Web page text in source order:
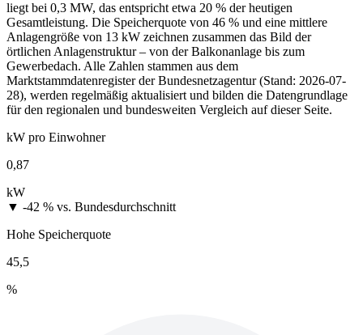
liegt bei 0,3 MW, das entspricht etwa 20 % der heutigen
Gesamtleistung. Die Speicherquote von 46 % und eine mittlere
Anlagengröße von 13 kW zeichnen zusammen das Bild der
örtlichen Anlagenstruktur – von der Balkonanlage bis zum
Gewerbedach. Alle Zahlen stammen aus dem
Marktstammdatenregister der Bundesnetzagentur (Stand: 2026-07-
28), werden regelmäßig aktualisiert und bilden die Datengrundlage
für den regionalen und bundesweiten Vergleich auf dieser Seite.
kW pro Einwohner
0,87
kW
▼ -42 % vs. Bundesdurchschnitt
Hohe Speicherquote
45,5
%